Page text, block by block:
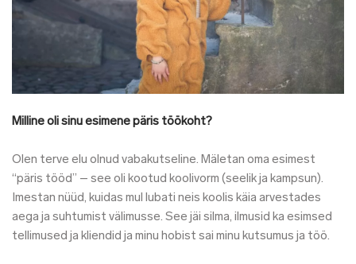
Milline oli sinu esimene päris töökoht?
Olen terve elu olnud vabakutseline. Mäletan oma esimest
“päris tööd” – see oli kootud koolivorm (seelik ja kampsun).
Imestan nüüd, kuidas mul lubati neis koolis käia arvestades
aega ja suhtumist välimusse. See jäi silma, ilmusid ka esimsed
tellimused ja kliendid ja minu hobist sai minu kutsumus ja töö.